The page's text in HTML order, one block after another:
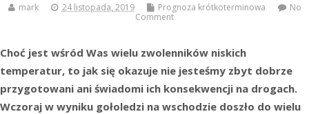
mark 24 listopada, 2019 Prognoza krótkoterminowa
No
Comment
Choć jest wśród Was wielu zwolenników niskich
temperatur, to jak się okazuje nie jesteśmy zbyt dobrze
przygotowani ani świadomi ich konsekwencji na drogach.
Wczoraj w wyniku gołoledzi na wschodzie doszło do wielu